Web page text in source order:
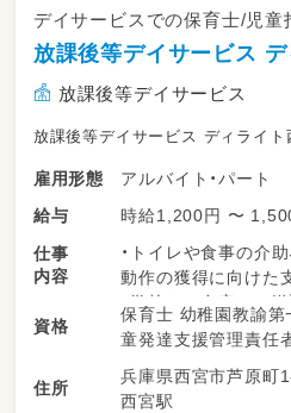
デイサービスでの保育士/児童
放課後等デイサービス
放課後等デイサービス
放課後等デイサービス ディライト
雇用形態
アルバイト・パート
給与
時給1,200円 〜
仕事
内容
・トイレや食事の介
動作の獲得に向けた
・学校やご自宅への
・各課題への取り組
ケーション、身辺整
ど）
※雇用期間の定めなし
資格
保育士 幼稚園教諭第一種 幼稚園教諭第二種 児
住所
兵庫県西宮市芦原町1-4 JR神戸線(大阪～
西宮駅